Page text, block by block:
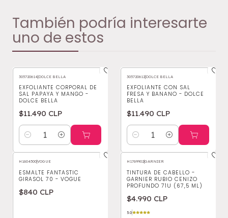
También podría interesarte
uno de estos
305720614|DOLCE BELLA
EXFOLIANTE CORPORAL DE
SAL PAPAYA Y MANGO -
DOLCE BELLA
$11.490 CLP
Cantidad
305720612|DOLCE BELLA
EXFOLIANTE CON SAL
FRESA Y BANANO - DOLCE
BELLA
$11.490 CLP
Cantidad
H1604500|VOGUE
ESMALTE FANTASTIC
GIRASOL 70 - VOGUE
$840 CLP
H1769902|GARNIER
TINTURA DE CABELLO -
GARNIER RUBIO CENIZO
PROFUNDO 71U (67,5 ML)
$4.990 CLP
5.0